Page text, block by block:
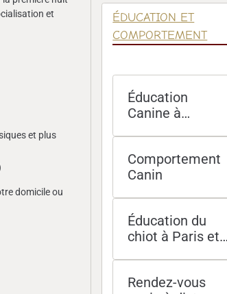
et
et plus
domicile ou
ÉDUCATION ET
COMPORTEMENT
Éducation
Canine à
Comportement
Canin
Éducation du
chiot à Paris et
douces et
Rendez-vous